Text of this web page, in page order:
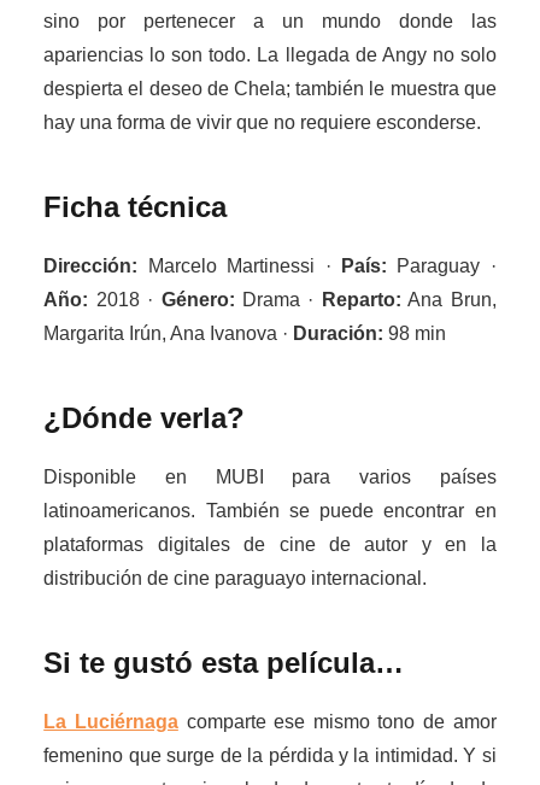
sino por pertenecer a un mundo donde las
apariencias lo son todo. La llegada de Angy no solo
despierta el deseo de Chela; también le muestra que
hay una forma de vivir que no requiere esconderse.
Ficha técnica
Dirección: Marcelo Martinessi · País: Paraguay ·
Año: 2018 · Género: Drama · Reparto: Ana Brun,
Margarita Irún, Ana Ivanova · Duración: 98 min
¿Dónde verla?
Disponible en MUBI para varios países
latinoamericanos. También se puede encontrar en
plataformas digitales de cine de autor y en la
distribución de cine paraguayo internacional.
Si te gustó esta película…
La Luciérnagacomparte ese mismo tono de amor
femenino que surge de la pérdida y la intimidad. Y si